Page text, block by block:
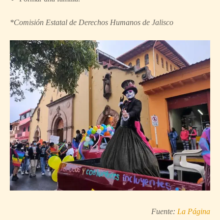
*Comisión Estatal de Derechos Humanos de Jalisco
Fuente: La Página